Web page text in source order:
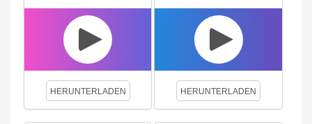
HERUNTERLADEN HERUNTERLADEN